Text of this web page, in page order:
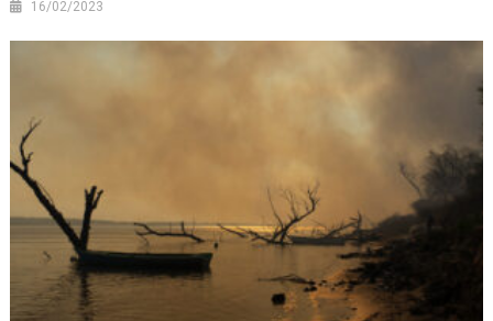
16/02/2023